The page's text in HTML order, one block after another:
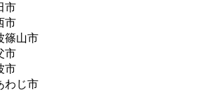
市
市
篠山市
市
市
わじ市